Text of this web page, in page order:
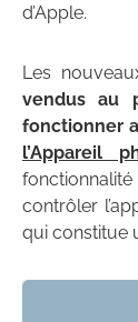
d’Apple.
Les
vendus au
fonctionner
l’Appareil
contrôler
qui constitue